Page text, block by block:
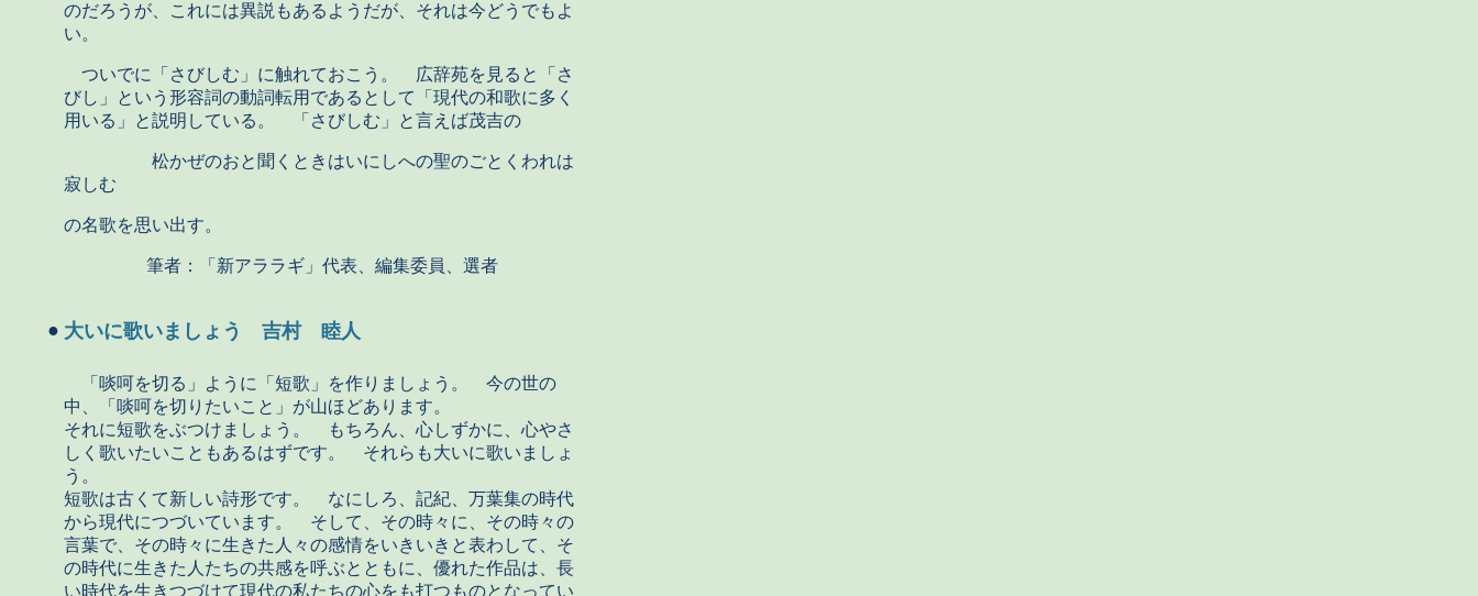
のだろうが、これには異説もあるようだが、それは今どうでもよ
い。
ついでに「さびしむ」に触れておこう。 広辞苑を見ると「さ
びし」という形容詞の動詞転用であるとして「現代の和歌に多く
用いる」と説明している。 「さびしむ」と言えば茂吉の
松かぜのおと聞くときはいにしへの聖のごとくわれは
寂しむ
の名歌を思い出す。
筆者：「新アララギ」代表、編集委員、選者
● 大いに歌いましょう 吉村 睦人
「啖呵を切る」ように「短歌」を作りましょう。 今の世の
中、「啖呵を切りたいこと」が山ほどあります。
それに短歌をぶつけましょう。 もちろん、心しずかに、心やさ
しく歌いたいこともあるはずです。 それらも大いに歌いましょ
う。
短歌は古くて新しい詩形です。 なにしろ、記紀、万葉集の時代
から現代につづいています。 そして、その時々に、その時々の
言葉で、その時々に生きた人々の感情をいきいきと表わして、そ
の時代に生きた人たちの共感を呼ぶとともに、優れた作品は、長
い時代を生きつづけて現代の私たちの心をも打つものとなってい